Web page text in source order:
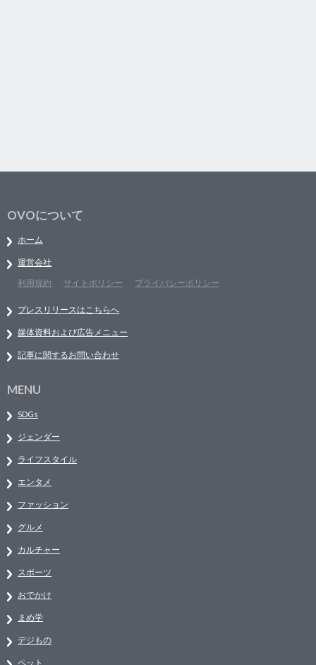
OVOについて
ホーム
運営会社
利用規約
サイトポリシー プライバシーポリシー
プレスリリースはこちらへ
媒体資料および広告メニュー
記事に関するお問い合わせ
MENU
SDGs
ジェンダー
ライフスタイル
エンタメ
ファッション
グルメ
カルチャー
スポーツ
おでかけ
まめ学
デジもの
ペット